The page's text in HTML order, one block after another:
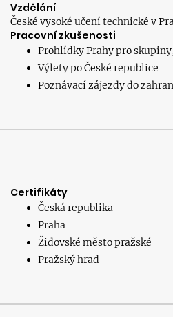
Vzdělání
České vysoké učení technické v
Pracovní zkušenosti
Prohlídky Prahy pro
Výlety po České republice
Poznávací zájezdy do
Certifikáty
Česká republika
Praha
Židovské město pražské
Pražský hrad